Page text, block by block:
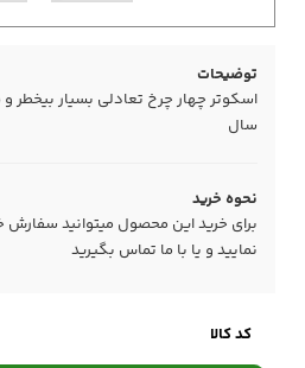
توضیحات
سال
نحوه خرید
برای خرید این محصول میتوانید سفارش
نمایید و یا با ما تماس بگیرید
کد کالا